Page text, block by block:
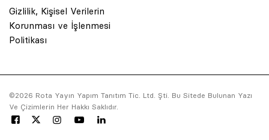
Gizlilik, Kişisel Verilerin
Korunması ve İşlenmesi
Politikası
©2026 Rota Yayın Yapım Tanıtım Tic. Ltd. Şti. Bu Sitede Bulunan Yazı
Ve Çizimlerin Her Hakkı Saklıdır.
© 2001 Rota Yayın Yapım Tanıtım Tic. Ltd. Şti. Bu Sitede Bulunan
Asquared WordPress Agencytarafından tasarlanmış ve